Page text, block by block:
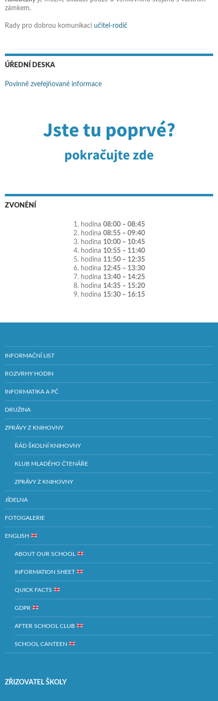
zámkem.
Rady pro dobrou komunikaci učitel-rodič
ÚŘEDNÍ DESKA
Povinně zveřejňované informace
ZVONĚNÍ
1. hodina 08:00 – 08:45
2. hodina 08:55 – 09:40
3. hodina 10:00 – 10:45
4. hodina 10:55 – 11:40
5. hodina 11:50 – 12:35
6. hodina 12:45 – 13:30
7. hodina 13:40 – 14:25
8. hodina 14:35 – 15:20
9. hodina 15:30 – 16:15
INFORMAČNÍ LIST
ROZVRHY HODIN
INFORMATIKA A PČ
DRUŽINA
ZPRÁVY Z KNIHOVNY
ŘÁD ŠKOLNÍ KNIHOVNY
KLUB MLADÉHO ČTENÁŘE
ZPRÁVY Z KNIHOVNY
JÍDELNA
FOTOGALERIE
ENGLISH
ABOUT OUR SCHOOL
INFORMATION SHEET
QUICK FACTS
GDPR
AFTER SCHOOL CLUB
SCHOOL CANTEEN
ZŘIZOVATEL ŠKOLY